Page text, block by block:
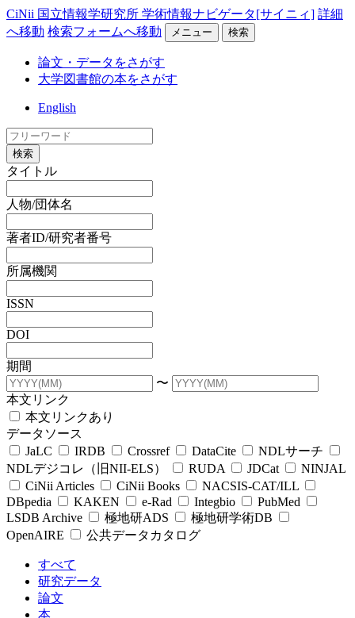
CiNii 国立情報学研究所 学術情報ナビゲータ[サイニィ] 詳細
へ移動 検索フォームへ移動 メニュー 検索
論文・データをさがす
大学図書館の本をさがす
English
検索
タイトル
人物/団体名
著者ID/研究者番号
所属機関
ISSN
DOI
期間
〜
本文リンク
本文リンクあり
データソース
JaLC
IRDB Crossref DataCite
NDLサーチ
NDLデジコレ（旧NII-ELS）
RUDA JDCat
NINJAL
CiNii Articles
CiNii Books
NACSIS-CAT/ILL
DBpedia
KAKEN e-Rad Integbio
PubMed
LSDB Archive
極地研ADS
極地研学術DB
OpenAIRE
公共データカタログ
すべて
研究データ
論文
本